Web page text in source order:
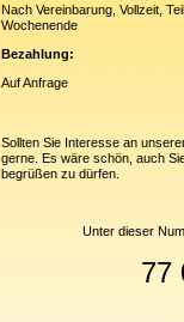
Nach Vereinbarung, Vollzeit,
Wochenende
Bezahlung:
Auf Anfrage
Sollten Sie Interesse an
gerne. Es wäre schön, auch
begrüßen zu dürfen.
Unter dieser
77